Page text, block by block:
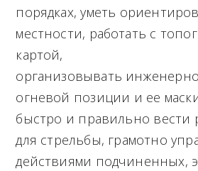
порядках, уметь
местности, работать с
картой,
организовывать
огневой позиции и ее
быстро и правильно вести
для стрельбы, грамотно
действиями подчиненных,